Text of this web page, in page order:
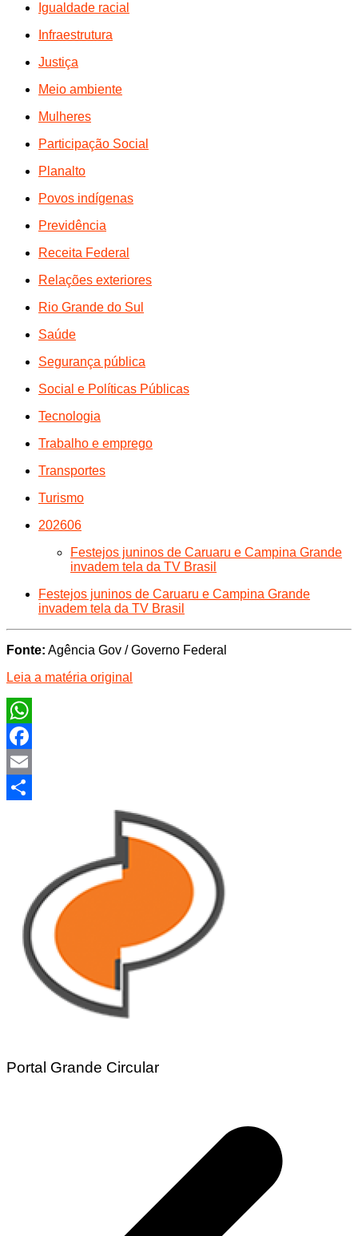
Igualdade racial
Infraestrutura
Justiça
Meio ambiente
Mulheres
Participação Social
Planalto
Povos indígenas
Previdência
Receita Federal
Relações exteriores
Rio Grande do Sul
Saúde
Segurança pública
Social e Políticas Públicas
Tecnologia
Trabalho e emprego
Transportes
Turismo
202606
Festejos juninos de Caruaru e Campina Grande
invadem tela da TV Brasil
Festejos juninos de Caruaru e Campina Grande
invadem tela da TV Brasil
Fonte: Agência Gov / Governo Federal
Leia a matéria original
WhatsApp
Facebook
Email
Portal Grande Circular